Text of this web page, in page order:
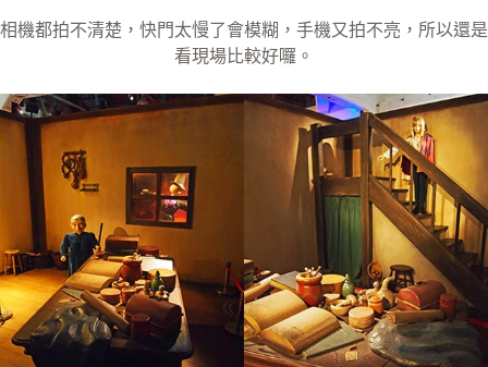
相機都拍不清楚，快門太慢了會模糊，手機又拍不亮，所以還是
看現場比較好囉。